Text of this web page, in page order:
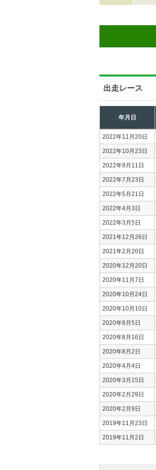
出走レース
年月日
2022年11月20日
2022年10月23日
2022年9月11日
2022年7月23日
2022年5月21日
2022年4月3日
2022年3月5日
2021年12月26日
2021年2月20日
2020年12月20日
2020年11月7日
2020年10月24日
2020年10月10日
2020年9月5日
2020年8月16日
2020年8月2日
2020年4月4日
2020年3月15日
2020年2月29日
2020年2月9日
2019年11月23日
2019年11月2日